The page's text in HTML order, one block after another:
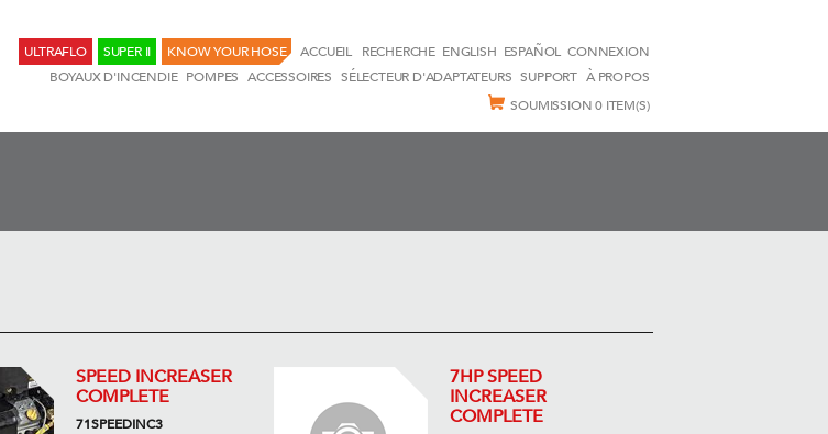
ULTRAFLO SUPER II KNOW YOUR HOSE ACCUEIL RECHERCHE ENGLISH ESPAÑOL CONNEXION
BOYAUX D'INCENDIE POMPES ACCESSOIRES SÉLECTEUR D'ADAPTATEURS SUPPORT À PROPOS
SOUMISSION0 ITEM(S)
SPEED INCREASER
COMPLETE
71SPEEDINC3
7HP SPEED
INCREASER
COMPLETE